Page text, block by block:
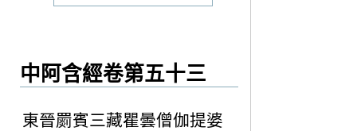
中阿含經卷第五十三
東晉罽賓三藏瞿曇僧伽提婆